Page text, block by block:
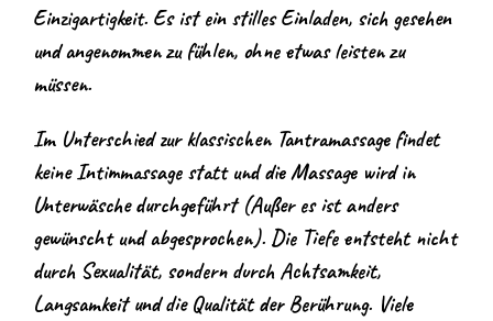
Einzigartigkeit. Es ist ein stilles Einladen, sich gesehen
und angenommen zu fühlen, ohne etwas leisten zu
müssen.
Im Unterschied zur klassischen Tantramassage findet
keine Intimmassage statt und die Massage wird in
Unterwäsche durchgeführt (Außer es ist anders
gewünscht und abgesprochen). Die Tiefe entsteht nicht
durch Sexualität, sondern durch Achtsamkeit,
Langsamkeit und die Qualität der Berührung. Viele